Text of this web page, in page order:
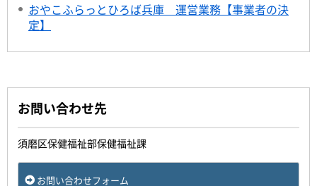
おやこふらっとひろば兵庫 運営業務【事業者の決
定】
お問い合わせ先
須磨区保健福祉部保健福祉課
お問い合わせフォーム